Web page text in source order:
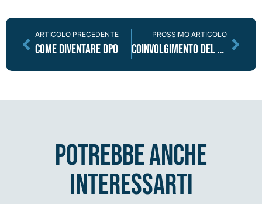
ARTICOLO PRECEDENTE
Come diventare DPO
PROSSIMO ARTICOLO
Coinvolgimento del DPO: una questione di abitudine
potrebbe anche
interessarti